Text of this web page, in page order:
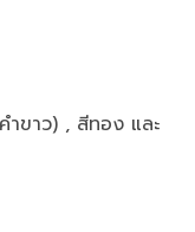
ขาว) , สีทอง และ